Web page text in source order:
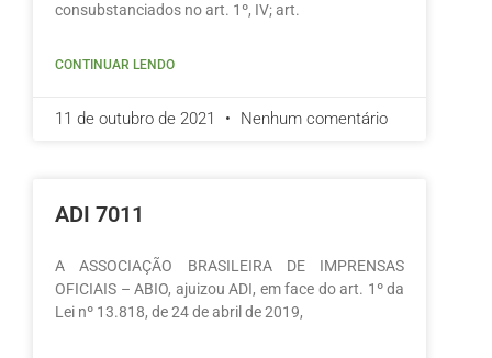
consubstanciados no art. 1º, IV; art.
CONTINUAR LENDO
11 de outubro de 2021 Nenhum comentário
ADI 7011
A ASSOCIAÇÃO BRASILEIRA DE IMPRENSAS
OFICIAIS – ABIO, ajuizou ADI, em face do art. 1º da
Lei nº 13.818, de 24 de abril de 2019,